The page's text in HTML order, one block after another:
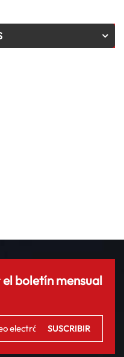
boletín mensual